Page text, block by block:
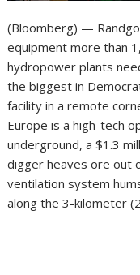
(Bloomberg) —
equipment more than
hydropower plants
the biggest in
facility in a remote
Europe is a high-tech
underground, a $1.3
digger heaves ore out
ventilation system
along the 3-kilometer